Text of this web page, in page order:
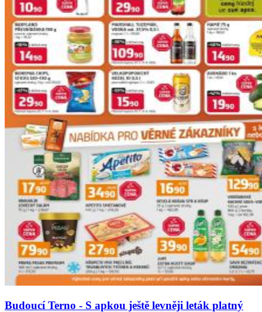
Budoucí Terno - S apkou ještě levněji leták platný